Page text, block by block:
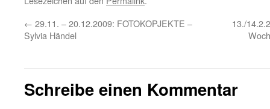
← 29.11. – 20.12.2009: FOTOKOPJEKTE –
Sylvia Händel
13./
Schreibe einen Kommentar